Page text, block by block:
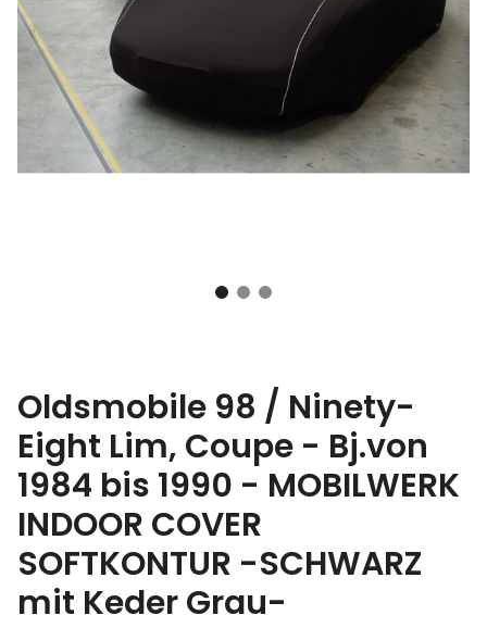
Oldsmobile 98 / Ninety-
Eight Lim, Coupe - Bj.von
1984 bis 1990 - MOBILWERK
INDOOR COVER
SOFTKONTUR -SCHWARZ
mit Keder Grau-